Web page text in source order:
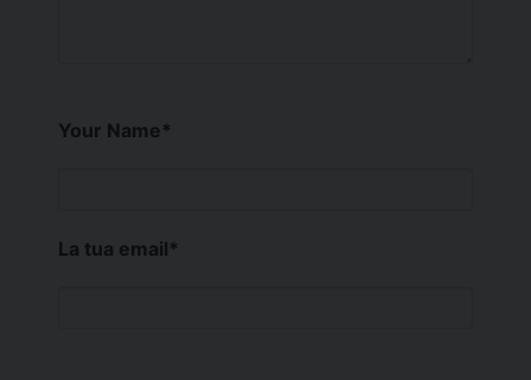
Your Name*
La tua email*